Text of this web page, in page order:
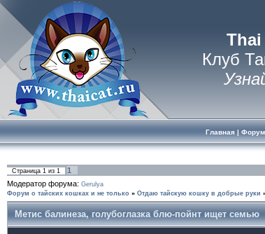
Thai
Клуб
Главная| Форум
Страница 1 из 1
1
Модератор форума: Gerulya
Форум о тайских кошках и не только » Отдаю тайскую кошку в добрые руки
Метис балинеза, голубоглазка блю-пойнт ищет семью